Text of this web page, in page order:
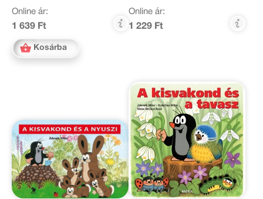
Online ár:
1 639 Ft
Kosárba
Online ár:
1 229 Ft